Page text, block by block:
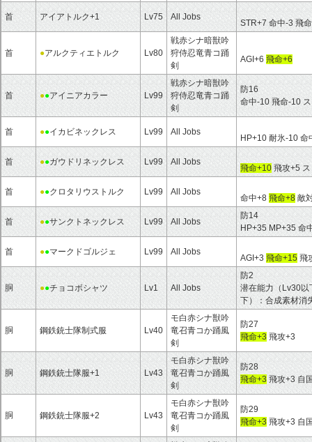
首 アイアトルク+1 Lv75 All Jobs
STR+7 命中-3 飛
首 ●アルクティエトルク Lv80
戦赤シナ暗獣吟
狩侍忍竜青コ踊
剣
AGI+6 飛命+6
首 ●●アイニアカラー Lv99
戦赤シナ暗獣吟
狩侍忍竜青コ踊
剣
防16
命中-10 飛命-10
首 ●●イカビネックレス Lv99 All Jobs
HP+10 耐氷-10
首 ●●ガウドリネックレス Lv99 All Jobs
飛命+10 飛攻+5
首 ●●クロタリウストルク Lv99 All Jobs
命中+8 飛命+8 敵
首 ●●サンクトネックレス Lv99 All Jobs
防14
HP+35 MP+35 命
首 ●●マークドゴルジェ Lv99 All Jobs
AGI+3 飛命+15 飛
胴 ●●チョコボシャツ Lv1 All Jobs
防2
潜在能力（Lv30
下）：合成素材消
胴 鋼鉄銃士隊制式服 Lv40
モ白赤シナ獣吟
竜召青コか踊風
剣
防27
飛命+3 飛攻+3
胴 鋼鉄銃士隊服+1 Lv43
モ白赤シナ獣吟
竜召青コか踊風
剣
防28
飛命+3 飛攻+3 自
胴 鋼鉄銃士隊服+2 Lv43
モ白赤シナ獣吟
竜召青コか踊風
剣
防29
飛命+3 飛攻+3 自